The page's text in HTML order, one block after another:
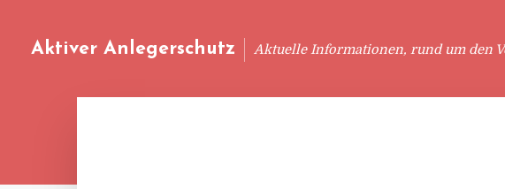
Aktiver Anlegerschutz Aktuelle Informationen, rund um den